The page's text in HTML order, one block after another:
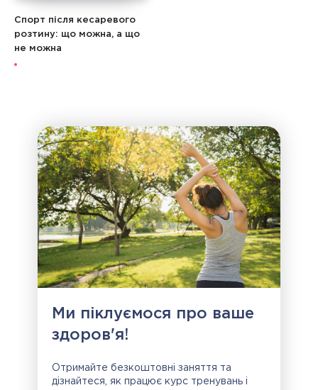
Спорт після кесаревого
розтину: що можна, а що
не можна
Ми піклуємося про ваше
здоров'я!
Отримайте безкоштовні заняття та
дізнайтеся, як працює курс тренувань і